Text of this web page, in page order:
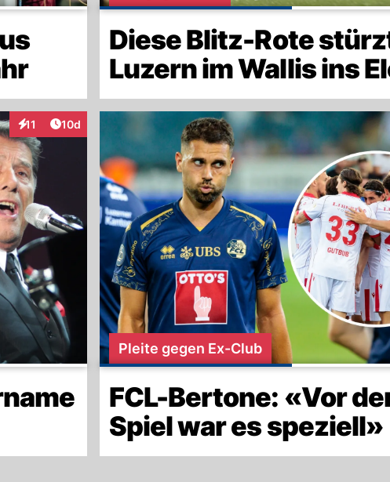
Diese Blitz-Rote
Luzern im Wallis ins
11
InteraktionenArtikel veröffentlicht:
10d
Pleite gegen Ex-Club
FCL-Bertone: «Vor
Spiel war es speziell»